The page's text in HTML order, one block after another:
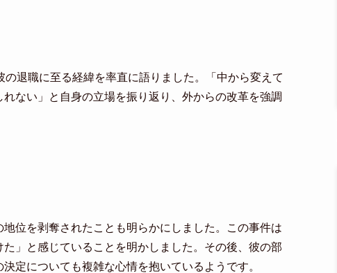
退職に至る経緯を率直に語りました。「中から変えて
ない」と自身の立場を振り返り、外からの改革を強調
位を剥奪されたことも明らかにしました。この事件は
」と感じていることを明かしました。その後、彼の部
定についても複雑な心情を抱いているようです。